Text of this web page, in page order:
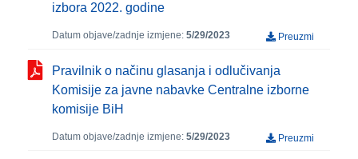
izbora 2022. godine
Datum objave/zadnje izmjene: 5/29/2023 Preuzmi
Pravilnik o načinu glasanja i odlučivanja
Komisije za javne nabavke Centralne izborne
komisije BiH
Datum objave/zadnje izmjene: 5/29/2023 Preuzmi